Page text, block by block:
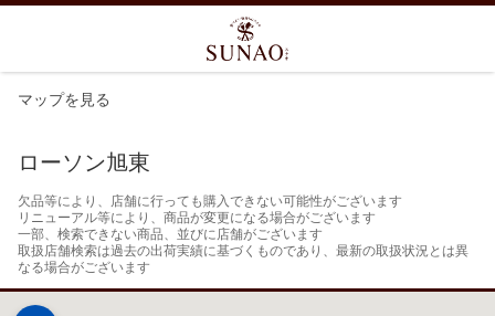
マップを見る
ローソン旭東
欠品等により、店舗に行っても購入できない可能性がございます
リニューアル等により、商品が変更になる場合がございます
一部、検索できない商品、並びに店舗がございます
取扱店舗検索は過去の出荷実績に基づくものであり、最新の取扱状況とは異
なる場合がございます